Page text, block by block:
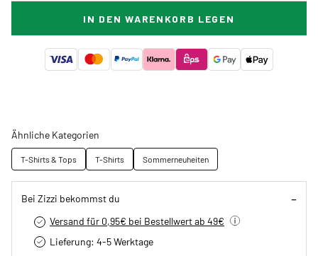
IN DEN WARENKORB LEGEN
Ähnliche Kategorien
T-Shirts & Tops T-Shirts Sommerneuheiten
Bei Zizzi bekommst du
Versand für 0,95€ bei Bestellwert ab 49€
Lieferung: 4-5 Werktage